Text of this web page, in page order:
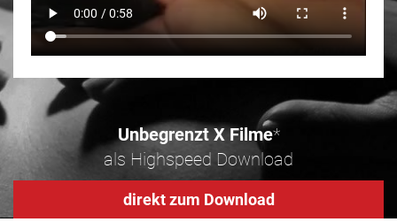
Unbegrenzt X Filme*
als Highspeed Download
direkt zum Download